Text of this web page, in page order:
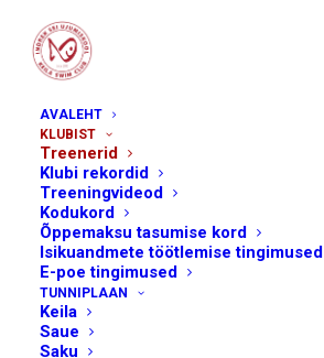
AVALEHT
KLUBIST
Treenerid
Klubi rekordid
Treeningvideod
Kodukord
Õppemaksu tasumise kord
Isikuandmete töötlemise tingimused
E-poe tingimused
TUNNIPLAAN
Keila
Saue
Saku